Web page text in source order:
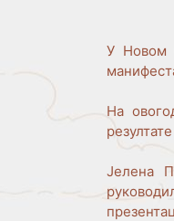
У Новом
На
Јелена